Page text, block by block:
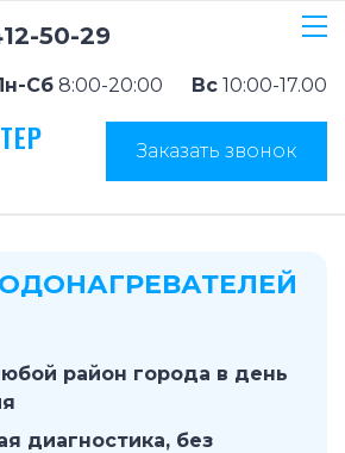
50-29
Сб 8:00-20:00 Вс 10:00-17.00
Заказать звонок
район города в день
диагностика, без